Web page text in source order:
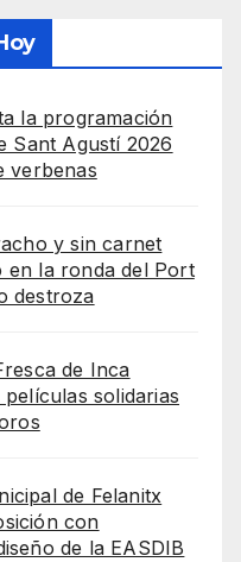
la programación
Sant Agustí 2026
verbenas
y sin carnet
la ronda del Port
destroza
de Inca
solidarias
de Felanitx
con
de la EASDIB